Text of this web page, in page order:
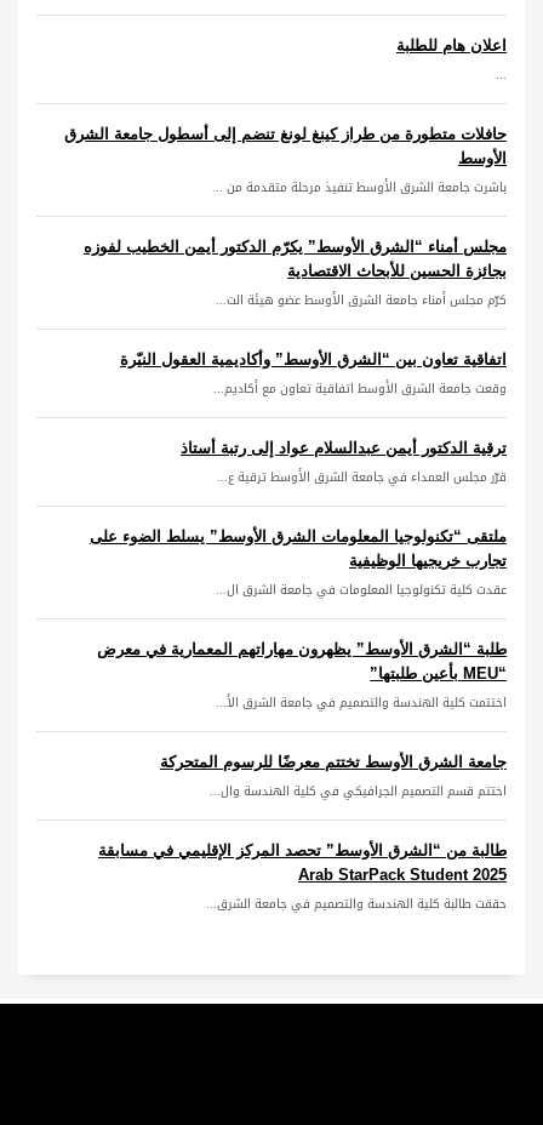
اعلان هام للطلبة
...
حافلات متطورة من طراز كينغ لونغ تنضم إلى أسطول جامعة الشرق
الأوسط
باشرت جامعة الشرق الأوسط تنفيذ مرحلة متقدمة من ...
مجلس أمناء “الشرق الأوسط” يكرّم الدكتور أيمن الخطيب لفوزه
بجائزة الحسين للأبحاث الاقتصادية
كرّم مجلس أمناء جامعة الشرق الأوسط عضو هيئة الت...
اتفاقية تعاون بين “الشرق الأوسط” وأكاديمية العقول النيّرة
وقعت جامعة الشرق الأوسط اتفاقية تعاون مع أكاديم...
ترقية الدكتور أيمن عبدالسلام عواد إلى رتبة أستاذ
قرّر مجلس العمداء في جامعة الشرق الأوسط ترقية ع...
ملتقى “تكنولوجيا المعلومات الشرق الأوسط” يسلط الضوء على
تجارب خريجيها الوظيفية
عقدت كلية تكنولوجيا المعلومات في جامعة الشرق ال...
طلبة “الشرق الأوسط” يظهرون مهاراتهم المعمارية في معرض
“MEU بأعين طلبتها”
اختتمت كلية الهندسة والتصميم في جامعة الشرق الأ...
جامعة الشرق الأوسط تختتم معرضًا للرسوم المتحركة
اختتم قسم التصميم الجرافيكي في كلية الهندسة وال...
طالبة من “الشرق الأوسط” تحصد المركز الإقليمي في مسابقة
Arab StarPack Student 2025
حققت طالبة كلية الهندسة والتصميم في جامعة الشرق...